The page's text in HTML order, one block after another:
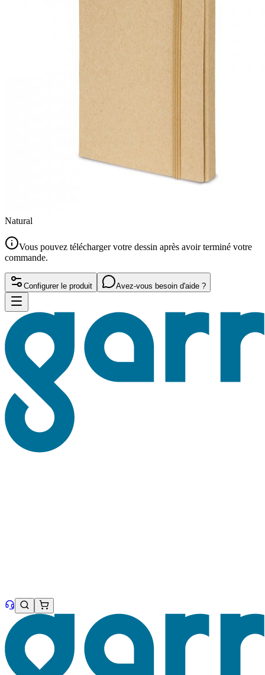
Natural
Vous pouvez télécharger votre dessin après avoir terminé votre
commande.
Configurer le produit Avez-vous besoin d'aide ?